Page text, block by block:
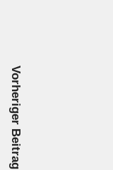
Vorheriger Beitrag